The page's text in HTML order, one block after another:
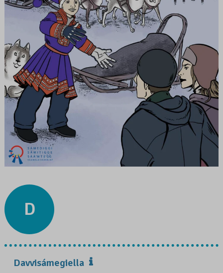
D
Davvisámegiella